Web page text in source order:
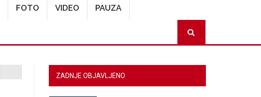
FOTO VIDEO PAUZA
ZADNJE OBJAVLJENO